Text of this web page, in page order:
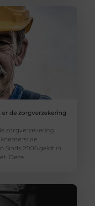
de zorgverzekering
zorgverzekering
de
Sinds 2006 geldt in
Deze